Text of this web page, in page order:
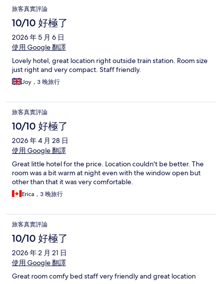
旅客真實評論
10/10 好極了
2026 年 5 月 6 日
使用 Google 翻譯
Lovely hotel, great location right outside train station. Room size
just right and very compact. Staff friendly.
Joy，3 晚旅行
旅客真實評論
10/10 好極了
2026 年 4 月 28 日
使用 Google 翻譯
Great little hotel for the price. Location couldn't be better. The
room was a bit warm at night even with the window open but
other than that it was very comfortable.
Erica，3 晚旅行
旅客真實評論
10/10 好極了
2026 年 2 月 21 日
使用 Google 翻譯
Great room comfy bed staff very friendly and great location